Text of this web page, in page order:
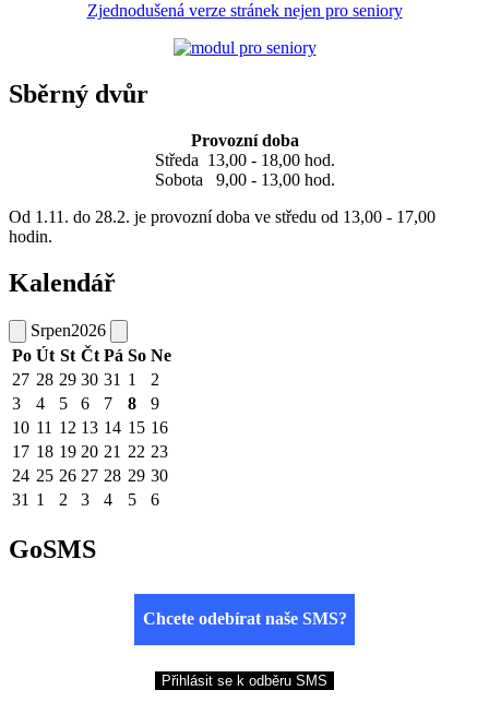
Zjednodušená verze stránek nejen pro seniory
Sběrný dvůr
Provozní doba
Středa 13,00 - 18,00 hod.
Sobota 9,00 - 13,00 hod.
Od 1.11. do 28.2. je provozní doba ve středu od 13,00 - 17,00
hodin.
Kalendář
Srpen2026
Po Út St Čt Pá So Ne
27 28 29 30 31 1
2
3
4 5 6 7 8
9
10 11 12 13 14 15 16
17 18 19 20 21 22 23
24 25 26 27 28 29 30
31 1 2 3 4 5 6
GoSMS
Chcete odebírat naše SMS?
Přihlásit se k odběru SMS